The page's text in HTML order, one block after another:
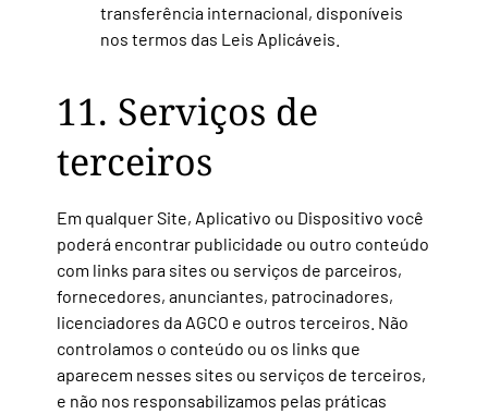
transferência internacional, disponíveis
nos termos das Leis Aplicáveis.
11. Serviços de
terceiros
Em qualquer Site, Aplicativo ou Dispositivo você
poderá encontrar publicidade ou outro conteúdo
com links para sites ou serviços de parceiros,
fornecedores, anunciantes, patrocinadores,
licenciadores da AGCO e outros terceiros. Não
controlamos o conteúdo ou os links que
aparecem nesses sites ou serviços de terceiros,
e não nos responsabilizamos pelas práticas